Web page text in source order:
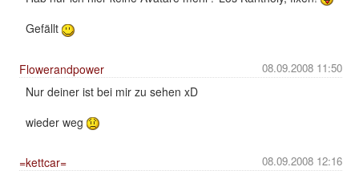
Gefällt
08.09.2008 11:50
Flowerandpower
Nur deiner ist bei mir zu sehen xD
wieder weg
08.09.2008 12:16
=kettcar=